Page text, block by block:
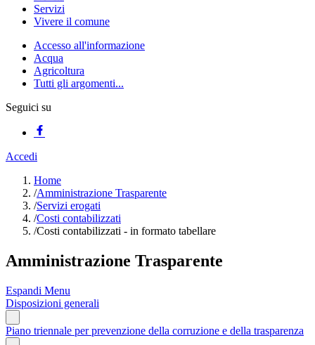
Servizi
Vivere il comune
Accesso all'informazione
Acqua
Agricoltura
Tutti gli argomenti...
Seguici su
Accedi
Home
/Amministrazione Trasparente
/Servizi erogati
/Costi contabilizzati
/Costi contabilizzati - in formato tabellare
Amministrazione Trasparente
Espandi Menu
Disposizioni generali
Piano triennale per prevenzione della corruzione e della trasparenza